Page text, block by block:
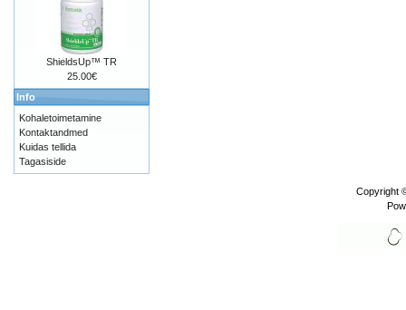
ShieldsUp™ TR
25.00€
Info
Kohaletoimetamine
Kontaktandmed
Kuidas tellida
Tagasiside
Copyright